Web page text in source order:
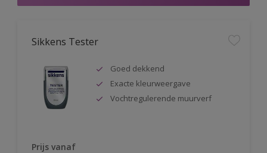
Sikkens Tester
Goed dekkend
Exacte kleurweergave
Vochtregulerende muurverf
Prijs vanaf